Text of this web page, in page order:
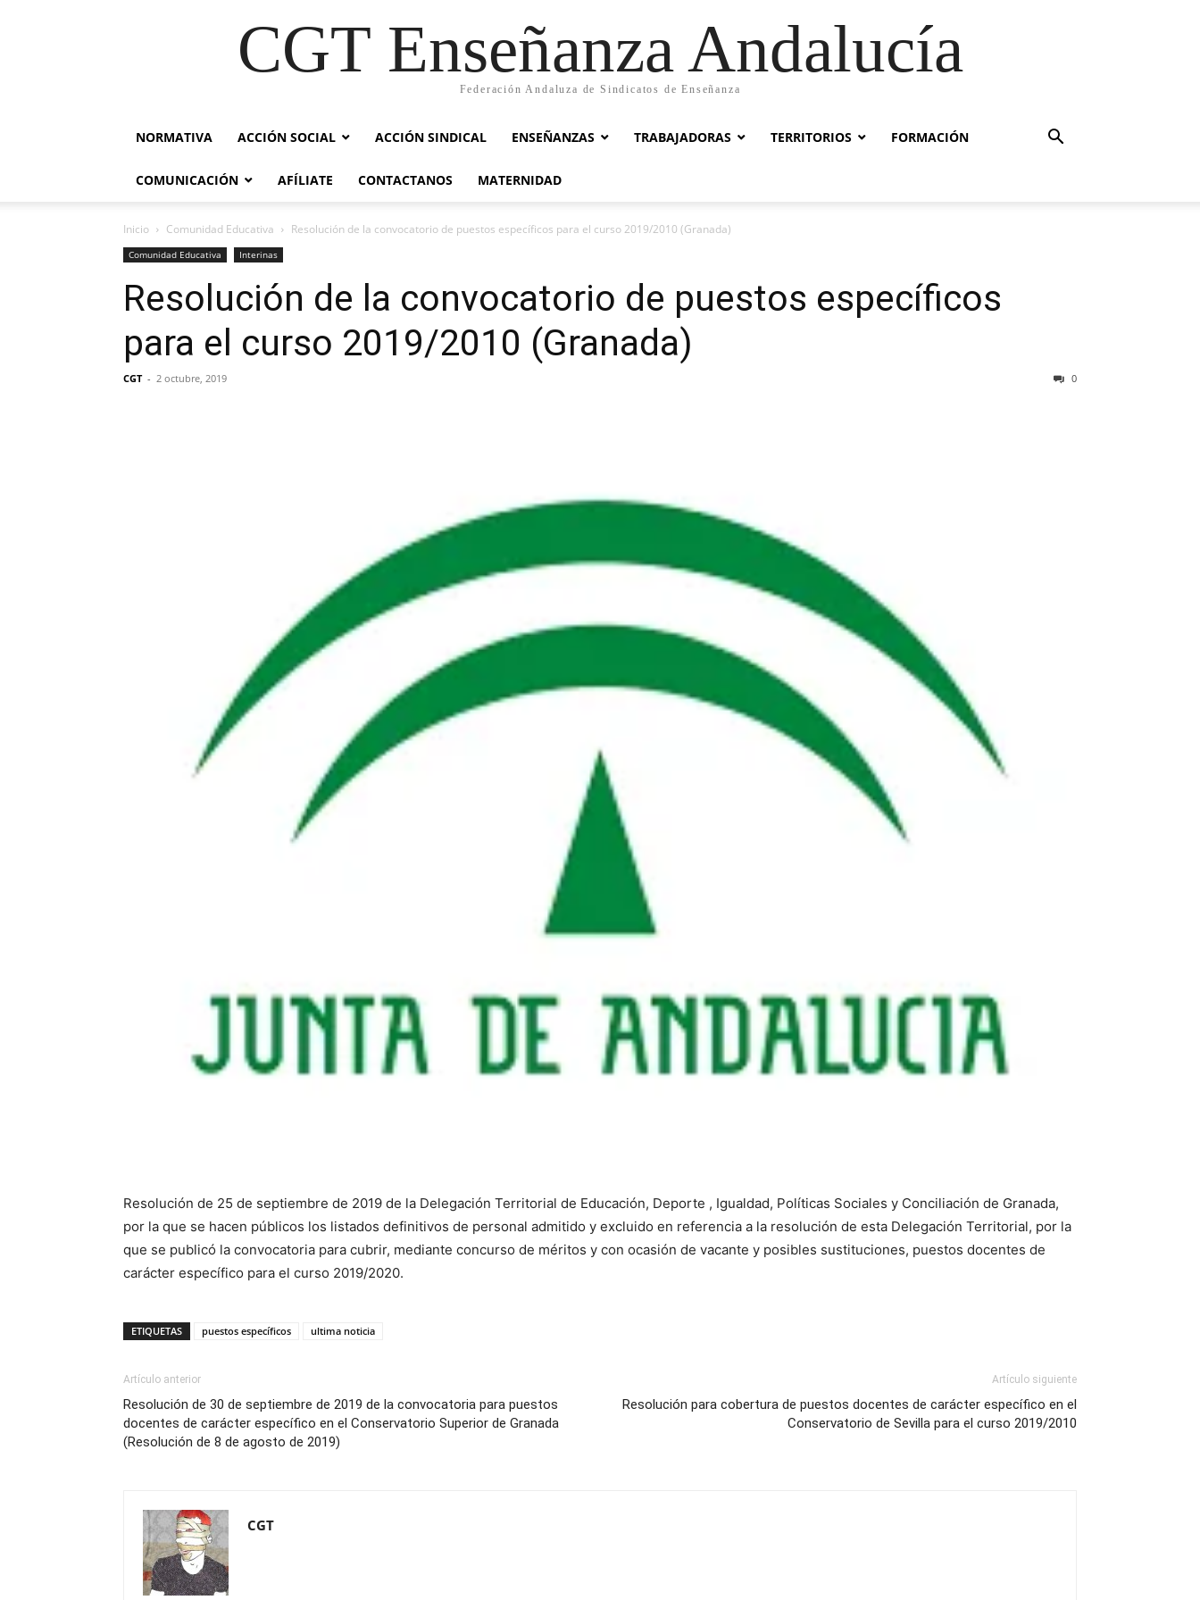
CGT Enseñanza Andalucía
Federación Andaluza de Sindicatos de Enseñanza
NORMATIVA ACCIÓN SOCIAL ACCIÓN SINDICAL ENSEÑANZAS TRABAJADORAS TERRITORIOS FORMACIÓN
COMUNICACIÓN AFÍLIATE CONTACTANOS MATERNIDAD
Inicio Comunidad Educativa Resolución de la convocatorio de puestos específicos para el curso 2019/2010 (Granada)
Comunidad Educativa Interinas
Resolución de la convocatorio de puestos específicos
para el curso 2019/2010 (Granada)
CGT - 2 octubre, 2019 0
Resolución de 25 de septiembre de 2019 de la Delegación Territorial de Educación, Deporte , Igualdad, Políticas Sociales y Conciliación de Granada,
por la que se hacen públicos los listados definitivos de personal admitido y excluido en referencia a la resolución de esta Delegación Territorial, por la
que se publicó la convocatoria para cubrir, mediante concurso de méritos y con ocasión de vacante y posibles sustituciones, puestos docentes de
carácter específico para el curso 2019/2020.
ETIQUETAS puestos específicos ultima noticia
Artículo anterior
Resolución de 30 de septiembre de 2019 de la convocatoria para puestos
docentes de carácter específico en el Conservatorio Superior de Granada
(Resolución de 8 de agosto de 2019)
Artículo siguiente
Resolución para cobertura de puestos docentes de carácter específico en el
Conservatorio de Sevilla para el curso 2019/2010
CGT